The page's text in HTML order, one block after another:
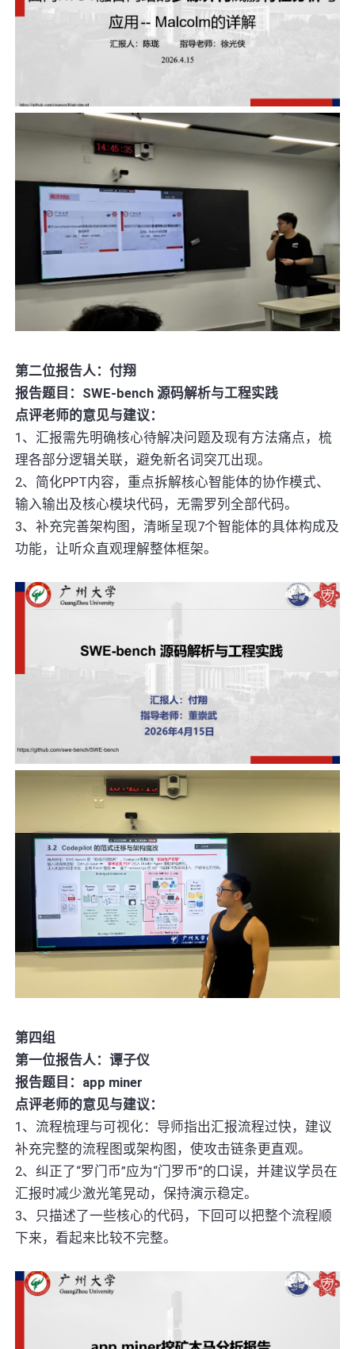
第二位报告人：付翔
报告题目：SWE-bench 源码解析与工程实践
点评老师的意见与建议：
1、汇报需先明确核心待解决问题及现有方法痛点，梳
理各部分逻辑关联，避免新名词突兀出现。
2、简化PPT内容，重点拆解核心智能体的协作模式、
输入输出及核心模块代码，无需罗列全部代码。
3、补充完善架构图，清晰呈现7个智能体的具体构成及
功能，让听众直观理解整体框架。
第四组
第一位报告人：谭子仪
报告题目：app miner
点评老师的意见与建议：
1、流程梳理与可视化：导师指出汇报流程过快，建议
补充完整的流程图或架构图，使攻击链条更直观。
2、纠正了“罗门币”应为“门罗币”的口误，并建议学员在
汇报时减少激光笔晃动，保持演示稳定。
3、只描述了一些核心的代码，下回可以把整个流程顺
下来，看起来比较不完整。